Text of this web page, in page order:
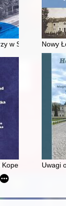
w Sopocie :Nowy
Kopernika z rodu
Uwagi